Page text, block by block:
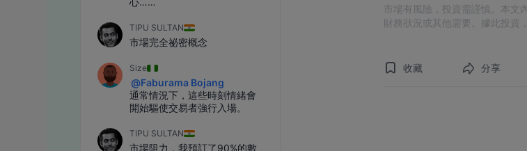
市場有風險，投資需謹慎。本
財務狀況或其他需要。據此投資
收藏 分享